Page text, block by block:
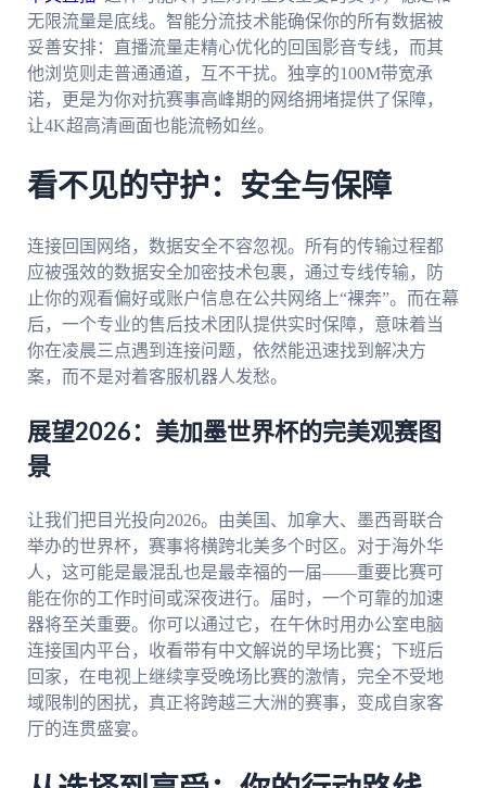
无限流量是底线。智能分流技术能确保你的所有数据被
妥善安排：直播流量走精心优化的回国影音专线，而其
他浏览则走普通通道，互不干扰。独享的100M带宽承
诺，更是为你对抗赛事高峰期的网络拥堵提供了保障，
让4K超高清画面也能流畅如丝。
看不见的守护：安全与保障
连接回国网络，数据安全不容忽视。所有的传输过程都
应被强效的数据安全加密技术包裹，通过专线传输，防
止你的观看偏好或账户信息在公共网络上“裸奔”。而在幕
后，一个专业的售后技术团队提供实时保障，意味着当
你在凌晨三点遇到连接问题，依然能迅速找到解决方
案，而不是对着客服机器人发愁。
展望2026：美加墨世界杯的完美观赛图
景
让我们把目光投向2026。由美国、加拿大、墨西哥联合
举办的世界杯，赛事将横跨北美多个时区。对于海外华
人，这可能是最混乱也是最幸福的一届——重要比赛可
能在你的工作时间或深夜进行。届时，一个可靠的加速
器将至关重要。你可以通过它，在午休时用办公室电脑
连接国内平台，收看带有中文解说的早场比赛；下班后
回家，在电视上继续享受晚场比赛的激情，完全不受地
域限制的困扰，真正将跨越三大洲的赛事，变成自家客
厅的连贯盛宴。